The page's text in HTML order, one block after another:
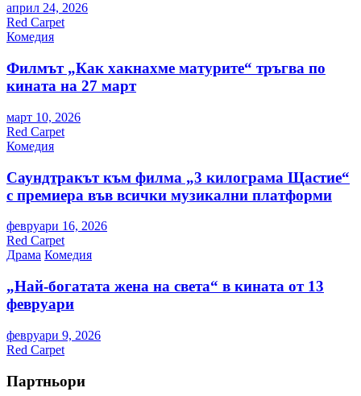
април 24, 2026
Red Carpet
Комедия
Филмът „Как хакнахме матурите“ тръгва по
кината на 27 март
март 10, 2026
Red Carpet
Комедия
Саундтракът към филма „3 килограма Щастие“
с премиера във всички музикални платформи
февруари 16, 2026
Red Carpet
Драма Комедия
„Най-богатата жена на света“ в кината от 13
февруари
февруари 9, 2026
Red Carpet
Партньори